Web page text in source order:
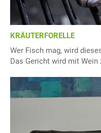
KRÄUTERFORELLE
Wer Fisch mag, wird
Das Gericht wird mit Wein